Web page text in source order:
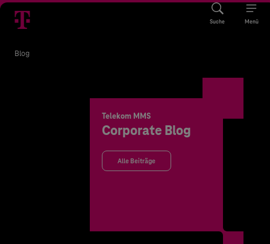
Suche Menü
Blog
Telekom MMS
Corporate Blog
Alle Beiträge